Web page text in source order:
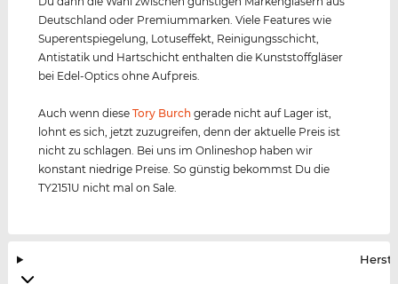
Deutschland oder Premiummarken. Viele Features wie
Superentspiegelung, Lotuseffekt, Reinigungsschicht,
Antistatik und Hartschicht enthalten die Kunststoffgläser
bei Edel-Optics ohne Aufpreis.
Auch wenn dieseTory Burch gerade nicht auf Lager ist,
lohnt es sich, jetzt zuzugreifen, denn der aktuelle Preis ist
nicht zu schlagen. Bei uns im Onlineshop haben wir
konstant niedrige Preise. So günstig bekommst Du die
TY2151U nicht mal on Sale.